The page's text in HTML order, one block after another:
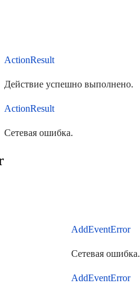
ActionResult
Действие успешно выполнено.
ActionResult
Сетевая ошибка.
AddEventError
Сетевая ошибка.
AddEventError